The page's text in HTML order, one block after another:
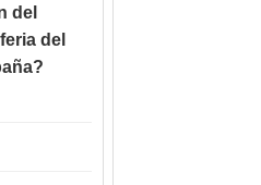
del
del